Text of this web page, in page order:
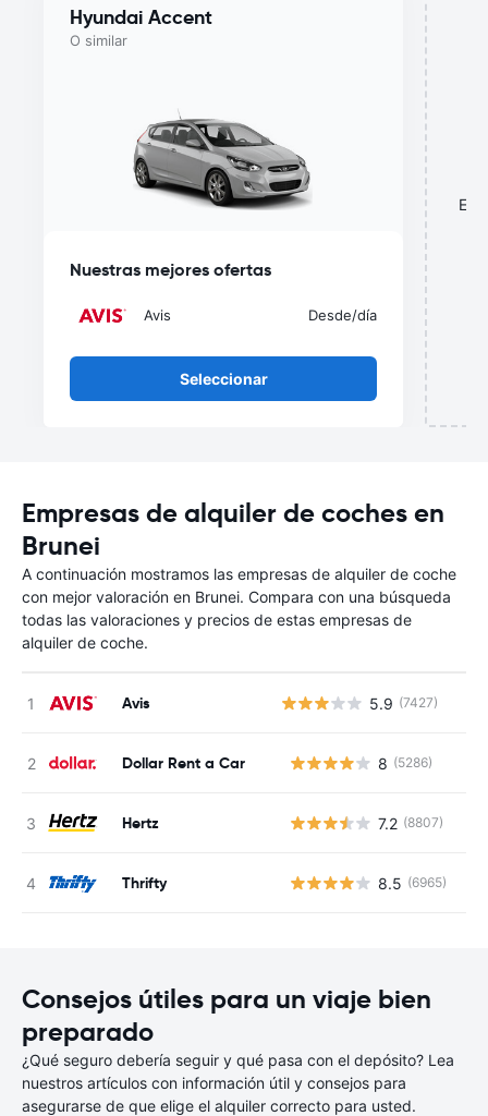
Hyundai Accent
O similar
Nuestras mejores ofertas
Avis Desde/día
Seleccionar
Empresas de alquiler de coches en
Brunei
A continuación mostramos las empresas de alquiler de coche
con mejor valoración en Brunei. Compara con una búsqueda
todas las valoraciones y precios de estas empresas de
alquiler de coche.
Avis 5.9 (7427)
Dollar Rent a Car 8 (5286)
Hertz 7.2 (8807)
Thrifty 8.5 (6965)
Consejos útiles para un viaje bien
preparado
¿Qué seguro debería seguir y qué pasa con el depósito? Lea
nuestros artículos con información útil y consejos para
asegurarse de que elige el alquiler correcto para usted.